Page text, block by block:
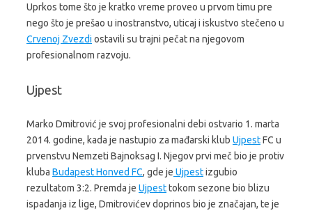
Uprkos tome što je kratko vreme proveo u prvom timu pre
nego što je prešao u inostranstvo, uticaj i iskustvo stečeno u
Crvenoj Zvezdi ostavili su trajni pečat na njegovom
profesionalnom razvoju.
Ujpest
Marko Dmitrović je svoj profesionalni debi ostvario 1. marta
2014. godine, kada je nastupio za mađarski klub UjpestFC u
prvenstvu Nemzeti Bajnoksag I. Njegov prvi meč bio je protiv
kluba Budapest Honved FC, gde je Ujpestizgubio
rezultatom 3:2. Premda je Ujpesttokom sezone bio blizu
ispadanja iz lige, Dmitrovićev doprinos bio je značajan, te je